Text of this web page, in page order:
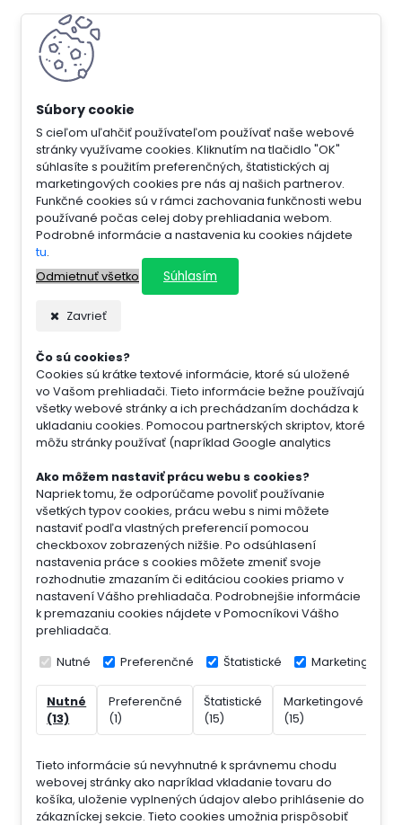
S cieľom uľahčiť používateľom používať naše webové
stránky využívame cookies. Kliknutím na tlačidlo "OK"
súhlasíte s použitím preferenčných, štatistických aj
marketingových cookies pre nás aj našich partnerov.
Funkčné cookies sú v rámci zachovania funkčnosti webu
používané počas celej doby prehliadania webom.
Podrobné informácie a nastavenia ku cookies nájdete
tu.
Odmietnuť všetko
Súhlasím
Zavrieť
Čo sú cookies?
Cookies sú krátke textové informácie, ktoré sú uložené
vo Vašom prehliadači. Tieto informácie bežne používajú
všetky webové stránky a ich prechádzaním dochádza k
ukladaniu cookies. Pomocou partnerských skriptov, ktoré
môžu stránky používať (napríklad Google analytics
Ako môžem nastaviť prácu webu s cookies?
Napriek tomu, že odporúčame povoliť používanie
všetkých typov cookies, prácu webu s nimi môžete
nastaviť podľa vlastných preferencií pomocou
checkboxov zobrazených nižšie. Po odsúhlasení
nastavenia práce s cookies môžete zmeniť svoje
rozhodnutie zmazaním či editáciou cookies priamo v
nastavení Vášho prehliadača. Podrobnejšie informácie
k premazaniu cookies nájdete v Pomocníkovi Vášho
prehliadača.
Nutné Preferenčné Štatistické Marketingové
Nutné
(13)
Preferenčné
(1)
Štatistické
(15)
Marketingové
(15)
Tieto informácie sú nevyhnutné k správnemu chodu
webovej stránky ako napríklad vkladanie tovaru do
košíka, uloženie vyplnených údajov alebo prihlásenie do
zákazníckej sekcie. Tieto cookies umožnia prispôsobiť